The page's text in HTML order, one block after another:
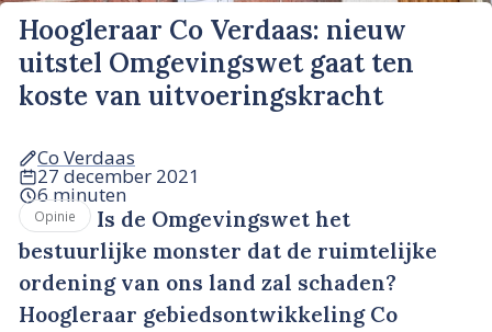
Hoogleraar Co Verdaas: nieuw
uitstel Omgevingswet gaat ten
koste van uitvoeringskracht
Co Verdaas
27 december 2021
6 minuten
Opinie
Is de Omgevingswet het
bestuurlijke monster dat de ruimtelijke
ordening van ons land zal schaden?
Hoogleraar gebiedsontwikkeling Co